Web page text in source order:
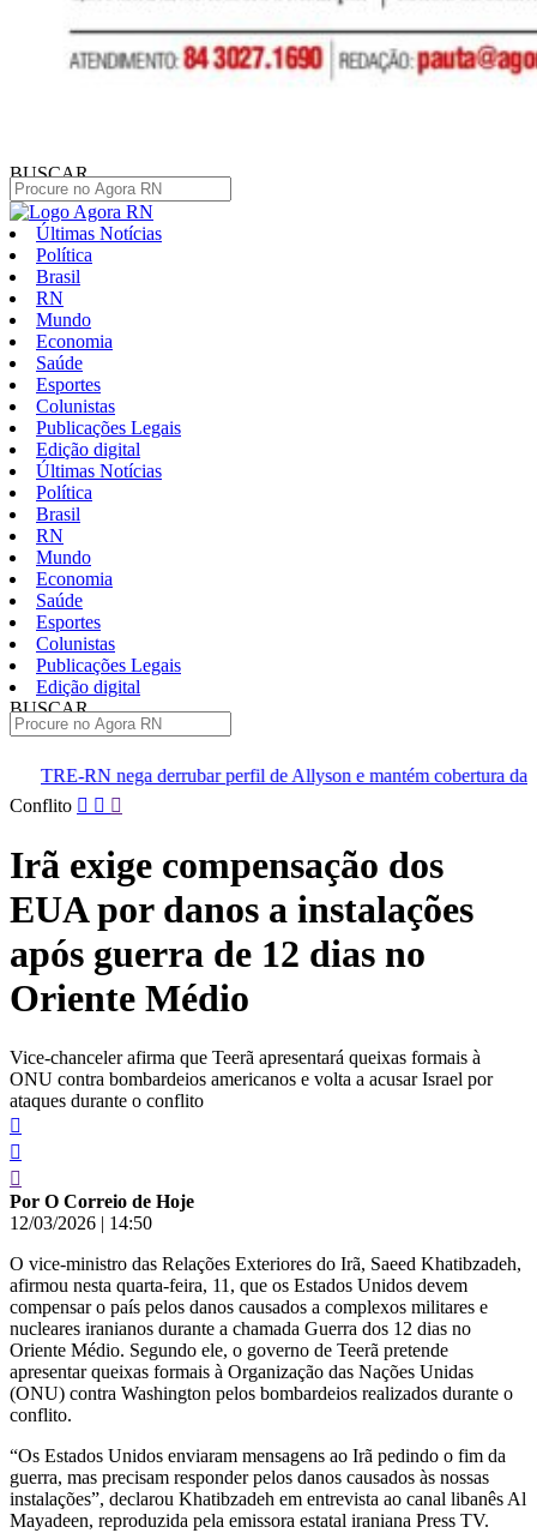
BUSCAR
Últimas Notícias
Política
Brasil
RN
Mundo
Economia
Saúde
Esportes
Colunistas
Publicações Legais
Edição digital
Últimas Notícias
Política
Brasil
RN
Mundo
Economia
Saúde
Esportes
Colunistas
Publicações Legais
Edição digital
BUSCAR
perfil de Allyson e mantém cobertura da convenção
Pular
conteúdo
Conflito
Irã exige compensação dos
EUA por danos a instalações
após guerra de 12 dias no
Oriente Médio
Vice-chanceler afirma que Teerã apresentará queixas formais à
ONU contra bombardeios americanos e volta a acusar Israel por
ataques durante o conflito
Por O Correio de Hoje
12/03/2026 | 14:50
O vice-ministro das Relações Exteriores do Irã, Saeed Khatibzadeh,
afirmou nesta quarta-feira, 11, que os Estados Unidos devem
compensar o país pelos danos causados a complexos militares e
nucleares iranianos durante a chamada Guerra dos 12 dias no
Oriente Médio. Segundo ele, o governo de Teerã pretende
apresentar queixas formais à Organização das Nações Unidas
(ONU) contra Washington pelos bombardeios realizados durante o
conflito.
“Os Estados Unidos enviaram mensagens ao Irã pedindo o fim da
guerra, mas precisam responder pelos danos causados às nossas
instalações”, declarou Khatibzadeh em entrevista ao canal libanês Al
Mayadeen, reproduzida pela emissora estatal iraniana Press TV.